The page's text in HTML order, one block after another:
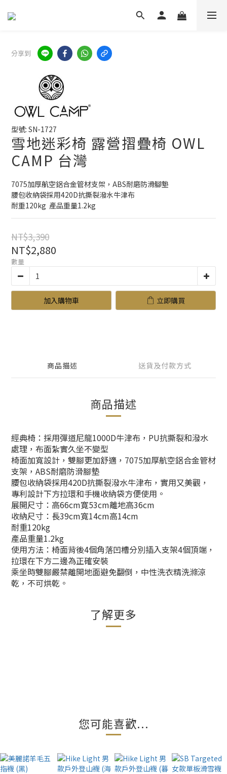
分享到
型號: SN-1727
雪地迷彩椅 露營摺疊椅 OWL
CAMP 台灣
7075加厚航空鋁合金管材支架，ABS耐磨防滑腳墊
腰包收納袋採用420D抗撕裂潑水牛津布
耐重120kg  產品重量1.2kg
NT$3,390
NT$2,880
數量
加入購物車 立即購買
商品描述 送貨及付款方式
商品描述
經典椅：採用彈道尼龍1000D牛津布，PU抗撕裂和潑水
處理，布面紮實久坐不變型
椅面加寬設計，雙腳更加舒適，7075加厚航空鋁合金管材
支架，ABS耐磨防滑腳墊
腰包收納袋採用420D抗撕裂潑水牛津布，實用又美觀，
專利設計下方拉環和手機收納袋方便使用。
展開尺寸：高66cm寛53cm離地高36cm
收納尺寸：長39cm寬14cm高14cm
耐重120kg
產品重量1.2kg
使用方法：椅面背後4個角落凹槽分別插入支架4個頂端，
拉環在下方二邊為正確安裝
乘坐時雙腳嚴禁離開地面避免翻倒，中性洗衣精洗滌涼
乾，不可烘乾。
了解更多
您可能喜歡...